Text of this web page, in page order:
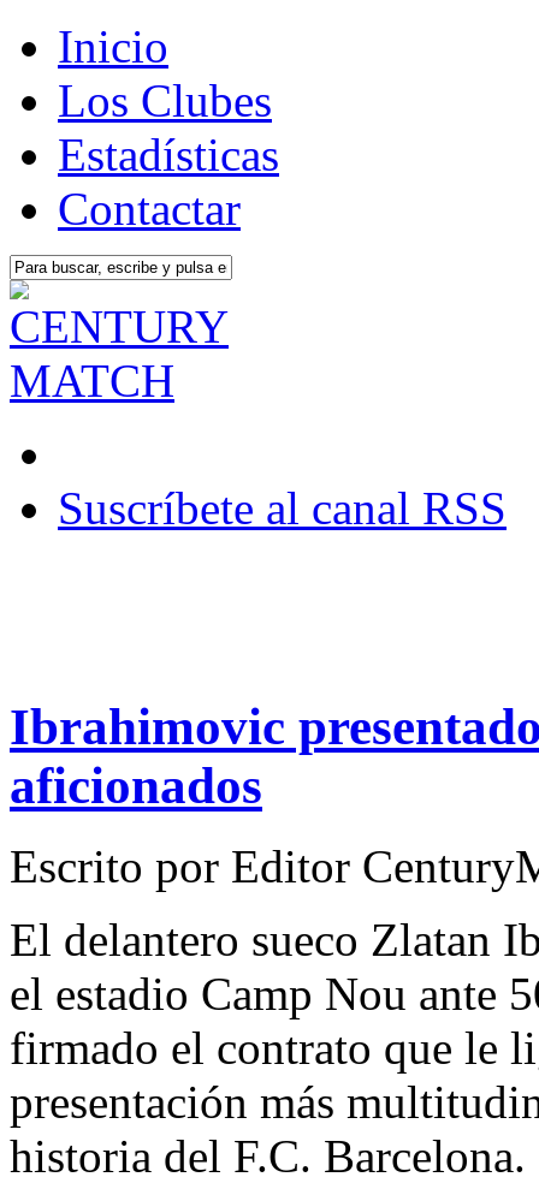
Inicio
Los Clubes
Estadísticas
Contactar
Suscríbete al canal RSS
Ibrahimovic
aficionados
Escrito por Editor
El delantero sueco Zlatan
el estadio Camp Nou ante
firmado el contrato que le
presentación más
historia del F.C. Barcelona.